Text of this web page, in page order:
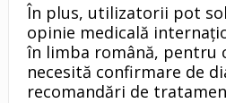
În plus, utilizatorii pot
opinie medicală
în limba română, pentru
necesită confirmare de
recomandări de